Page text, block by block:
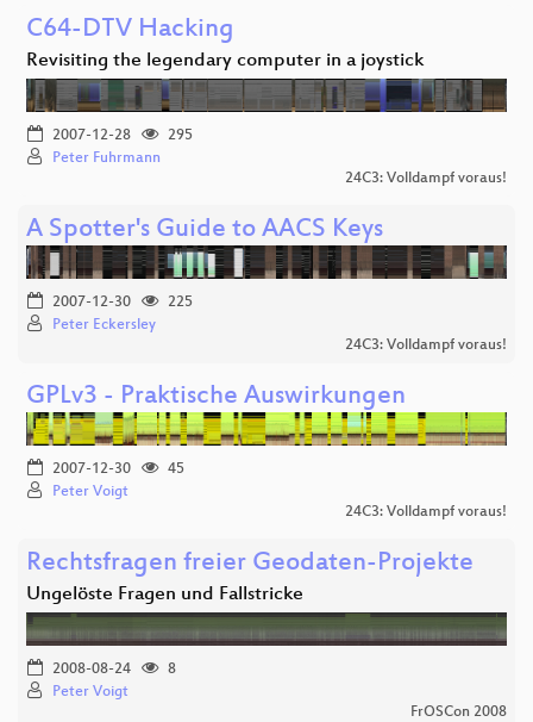
C64-DTV Hacking
Revisiting the legendary computer in a joystick
2007-12-28
295
Peter Fuhrmann
24C3: Volldampf voraus!
A Spotter's Guide to AACS Keys
2007-12-30
225
Peter Eckersley
24C3: Volldampf voraus!
GPLv3 - Praktische Auswirkungen
2007-12-30
45
Peter Voigt
24C3: Volldampf voraus!
Rechtsfragen freier Geodaten-Projekte
Ungelöste Fragen und Fallstricke
2008-08-24
8
Peter Voigt
FrOSCon 2008